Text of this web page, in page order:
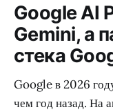
Google AI
Gemini, а
стека
Google в 2026
чем год назад. На